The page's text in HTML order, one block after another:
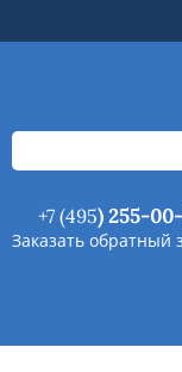
+7 (495) 255-
Заказать обратный